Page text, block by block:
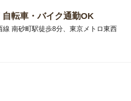
転車・バイク通勤OK
南砂町駅徒歩8分、東京メトロ東西